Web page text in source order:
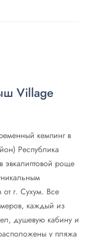
Village
кемпинг в
Республика
эвкалиптовой роще
г. Сухум. Все
каждый из
душевую кабину и
у пляжа